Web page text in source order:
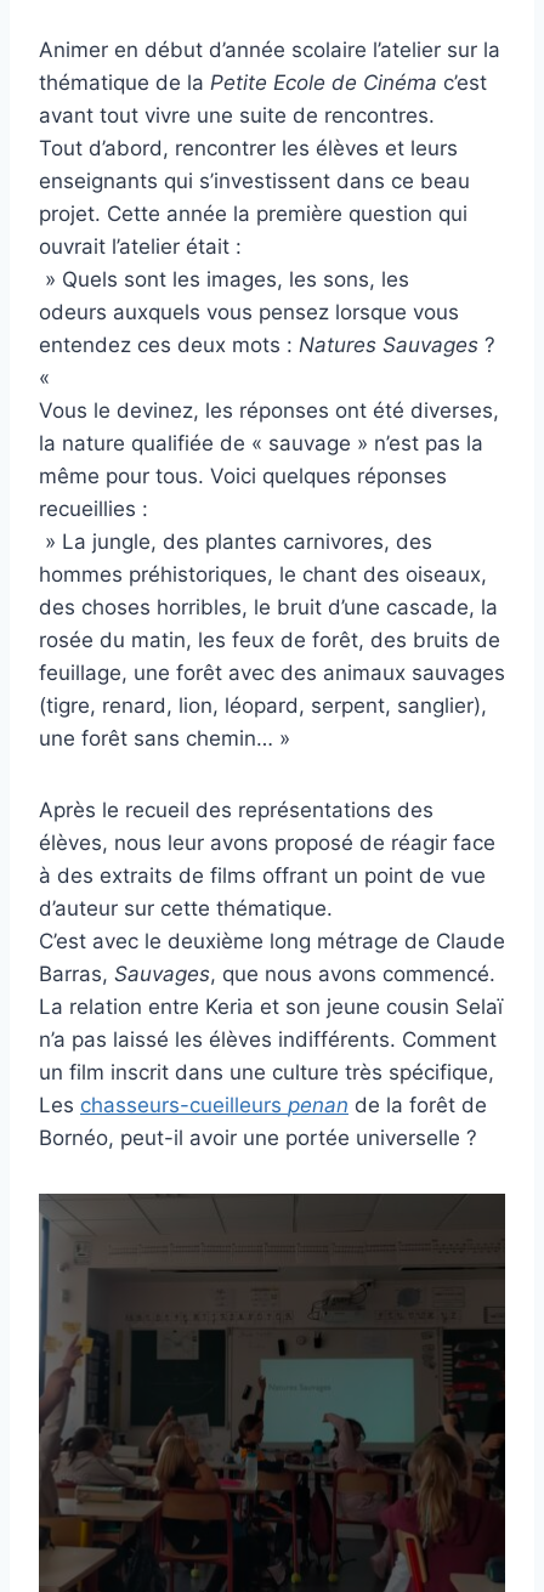
Animer en début d’année scolaire l’atelier sur la
thématique de la Petite Ecole de Cinéma c’est
avant tout vivre une suite de rencontres.
Tout d’abord, rencontrer les élèves et leurs
enseignants qui s’investissent dans ce beau
projet. Cette année la première question qui
ouvrait l’atelier était :
» Quels sont les images, les sons, les
odeurs auxquels vous pensez lorsque vous
entendez ces deux mots : Natures Sauvages ?
«
Vous le devinez, les réponses ont été diverses,
la nature qualifiée de « sauvage » n’est pas la
même pour tous. Voici quelques réponses
recueillies :
» La jungle, des plantes carnivores, des
hommes préhistoriques, le chant des oiseaux,
des choses horribles, le bruit d’une cascade, la
rosée du matin, les feux de forêt, des bruits de
feuillage, une forêt avec des animaux sauvages
(tigre, renard, lion, léopard, serpent, sanglier),
une forêt sans chemin… »
Après le recueil des représentations des
élèves, nous leur avons proposé de réagir face
à des extraits de films offrant un point de vue
d’auteur sur cette thématique.
C’est avec le deuxième long métrage de Claude
Barras, Sauvages, que nous avons commencé.
La relation entre Keria et son jeune cousin Selaï
n’a pas laissé les élèves indifférents. Comment
un film inscrit dans une culture très spécifique,
Les chasseurs-cueilleurs penan de la forêt de
Bornéo, peut-il avoir une portée universelle ?